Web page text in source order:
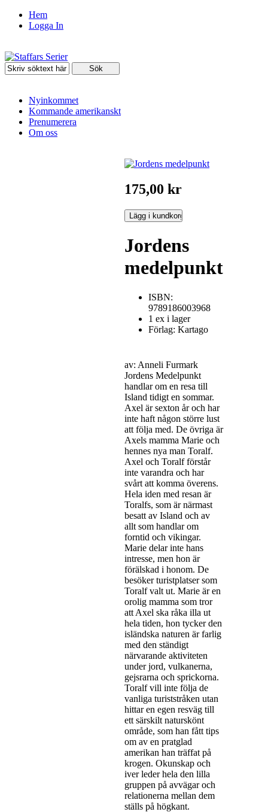
Hem
Logga In
Nyinkommet
Kommande amerikanskt
Prenumerera
Om oss
175,00 kr
Jordens
medelpunkt
ISBN:
9789186003968
1 ex i lager
Förlag: Kartago
av: Anneli Furmark
Jordens Medelpunkt
handlar om en resa till
Island tidigt en sommar.
Axel är sexton år och har
inte haft någon större lust
att följa med. De övriga är
Axels mamma Marie och
hennes nya man Toralf.
Axel och Toralf förstår
inte varandra och har
svårt att komma överens.
Hela iden med resan är
Toralfs, som är närmast
besatt av Island och av
allt som handlar om
forntid och vikingar.
Marie delar inte hans
intresse, men hon är
förälskad i honom. De
besöker turistplatser som
Toralf valt ut. Marie är en
orolig mamma som tror
att Axel ska råka illa ut
hela tiden, hon tycker den
isländska naturen är farlig
med den ständigt
närvarande aktiviteten
under jord, vulkanerna,
gejsrarna och sprickorna.
Toralf vill inte följa de
vanliga turiststråken utan
hittar en egen resväg till
ett särskilt naturskönt
område, som han fått tips
om av en pratglad
amerikan han träffat på
krogen. Okunskap och
iver leder hela den lilla
gruppen på avvägar och
relationerna mellan dem
ställs på högkant.